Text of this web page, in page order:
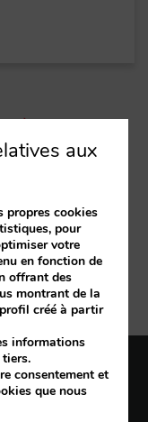
blog
à
aux
propres cookies
pour
votre
en fonction de
offrant des
montrant de la
créé à partir
informations
consentement et
que nous